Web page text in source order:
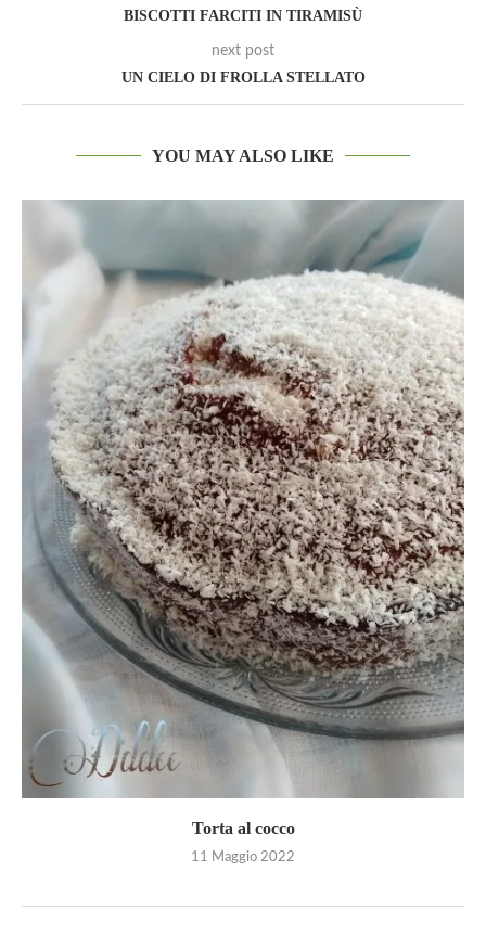
BISCOTTI FARCITI IN TIRAMISÙ
next post
UN CIELO DI FROLLA STELLATO
YOU MAY ALSO LIKE
Torta al cocco
11 Maggio 2022